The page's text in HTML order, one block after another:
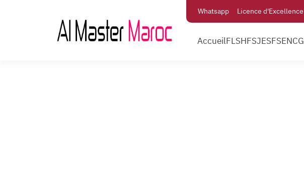
Whatsapp Licence d'Excellence
AccueilFLSHFSJESFSENCG